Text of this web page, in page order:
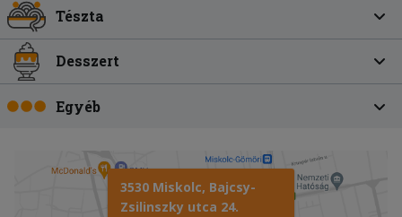
Tészta
Desszert
Egyéb
3530 Miskolc, Bajcsy-
Zsilinszky utca 24.